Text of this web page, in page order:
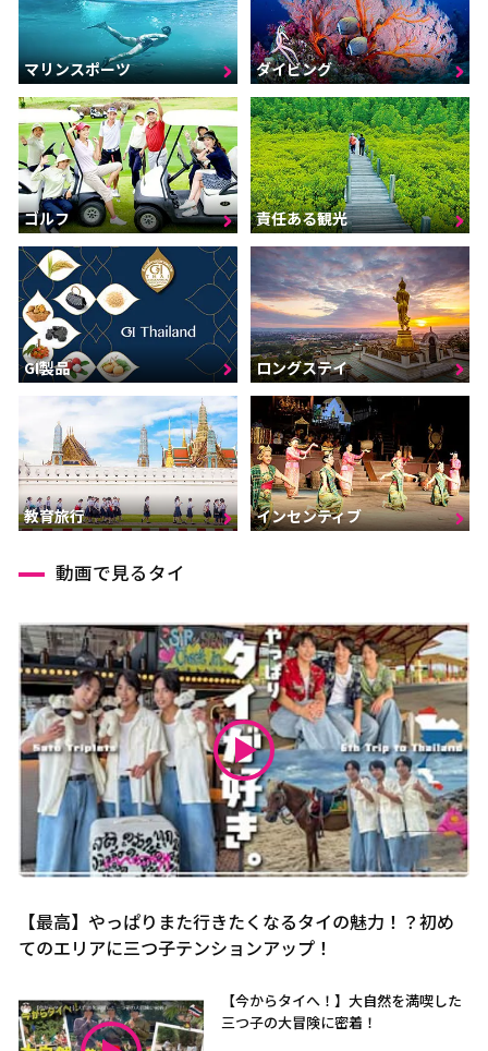
マリンスポーツ ダイビング
ゴルフ 責任ある観光
GI製品 ロングステイ
教育旅行 インセンティブ
動画で見るタイ
【最高】やっぱりまた行きたくなるタイの魅力！？初め
てのエリアに三つ子テンションアップ！
【今からタイへ！】大自然を満喫した
三つ子の大冒険に密着！